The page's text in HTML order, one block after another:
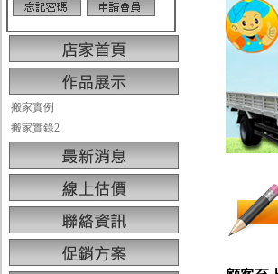
搬家實例
搬家實錄2